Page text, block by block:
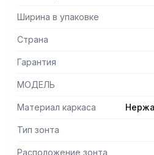
Ширина в упаковке
Страна
Гарантия
МОДЕЛЬ
Материал каркаса
Тип зонта
Расположение зонта